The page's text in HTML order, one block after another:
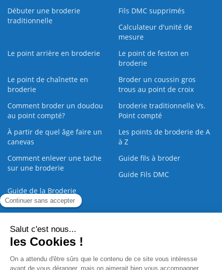
Débuter une broderie
traditionnelle
Fils DMC supprimés
Calculateur d'unité de
mesure
Le point arrière en broderie
Le point de feston en
broderie
Le point de chaînette en
broderie
Broder un coussin gros
trous au point de croix
Comment broder un doudou
au point compté?
broderie traditionnelle Vs.
Point compté
À partir de quel âge faire un
canevas
Les points de broderie de A
à Z
Comment enlever une tache
sur une broderie
Guide fils à broder
Guide Fils DMC
Guide de la Broderie
Commande Papier |
Paiement sécurisé | C.G.V